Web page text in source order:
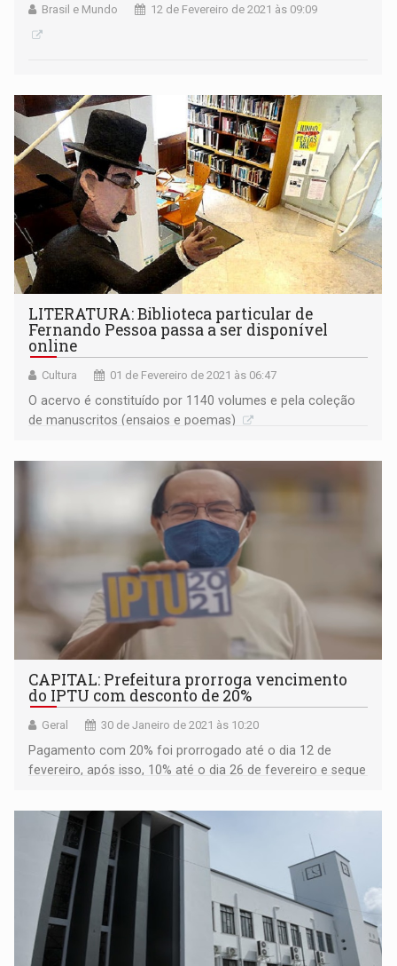
Brasil e Mundo 12 de Fevereiro de 2021 às 09:09
LITERATURA: Biblioteca particular de
Fernando Pessoa passa a ser disponível
online
Cultura 01 de Fevereiro de 2021 às 06:47
O acervo é constituído por 1140 volumes e pela coleção
de manuscritos (ensaios e poemas)
CAPITAL: Prefeitura prorroga vencimento
do IPTU com desconto de 20%
Geral 30 de Janeiro de 2021 às 10:20
Pagamento com 20% foi prorrogado até o dia 12 de
fevereiro, após isso, 10% até o dia 26 de fevereiro e segue